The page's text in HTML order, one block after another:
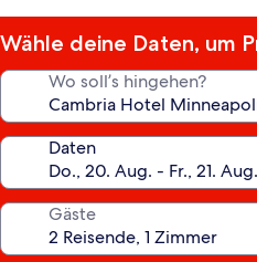
Wähle deine Daten, um
Wo soll’s hingehen?
Daten
Gäste